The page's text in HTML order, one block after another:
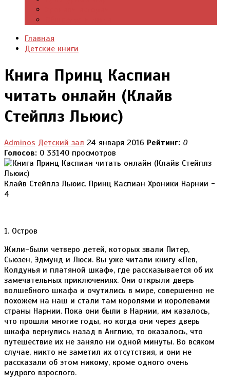
Главная
Детские книги
Книга Принц Каспиан
читать онлайн (Клайв
Стейплз Льюис)
Adminos Детский зал 24 января 2016 Рейтинг: 0
Голосов: 0 33140 просмотров
Клайв Стейплз Льюис. Принц Каспиан Хроники Нарнии -
4
1. Остров
Жили-были четверо детей, которых звали Питер,
Сьюзен, Эдмунд и Люси. Вы уже читали книгу «Лев,
Колдунья и платяной шкаф», где рассказывается об их
замечательных приключениях. Они открыли дверь
волшебного шкафа и очутились в мире, совершенно не
похожем на наш и стали там королями и королевами
страны Нарнии. Пока они были в Нарнии, им казалось,
что прошли многие годы, но когда они через дверь
шкафа вернулись назад в Англию, то оказалось, что
путешествие их не заняло ни одной минуты. Во всяком
случае, никто не заметил их отсутствия, и они не
рассказали об этом никому, кроме одного очень
мудрого взрослого.